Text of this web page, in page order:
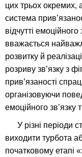
цих трьох окремих,
система
відчутті
вважається
розвитку й
розриву зв’язку з
прив’язаності
організовуючи
емоційного зв’язку
У різні періоди
виходити турбота
початковому етапі